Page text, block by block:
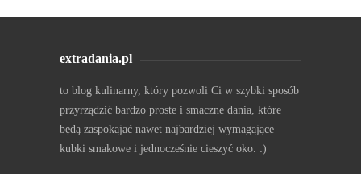
extradania.pl
to blog kulinarny, który pozwoli Ci w szybki sposób
przyrządzić bardzo proste i smaczne dania, które
będą zaspokajać nawet najbardziej wymagające
kubki smakowe i jednocześnie cieszyć oko. :)